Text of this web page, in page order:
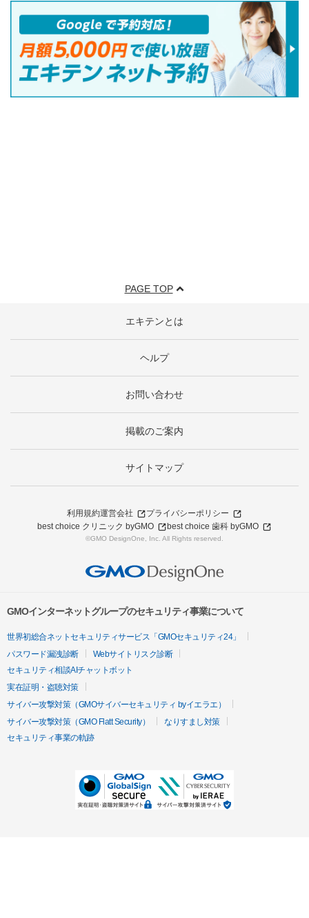
PAGE TOP
エキテンとは
ヘルプ
お問い合わせ
掲載のご案内
サイトマップ
利用規約運営会社
プライバシーポリシー
best choice クリニック byGMO
best choice 歯科 byGMO
©GMO DesignOne, Inc. All Rights reserved.
GMOインターネットグループのセキュリティ事業について
世界初総合ネットセキュリティサービス「GMOセキュリティ24」
パスワード漏洩診断
Webサイトリスク診断
セキュリティ相談AIチャットボット
実在証明・盗聴対策
サイバー攻撃対策（GMOサイバーセキュリティ byイエラエ）
サイバー攻撃対策（GMO Flatt Security）
なりすまし対策
セキュリティ事業の軌跡